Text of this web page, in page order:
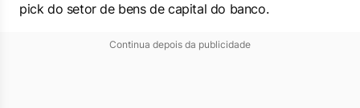
pick do setor de bens de capital do banco.
Continua depois da publicidade